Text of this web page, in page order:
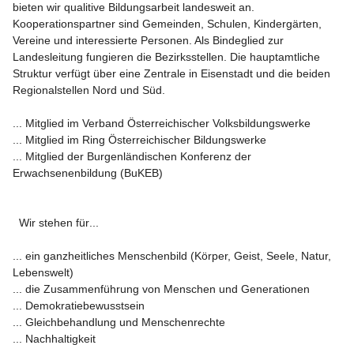
bieten wir qualitive Bildungsarbeit landesweit an.
Kooperationspartner sind Gemeinden, Schulen, Kindergärten,
Vereine und interessierte Personen. Als Bindeglied zur
Landesleitung fungieren die Bezirksstellen. Die hauptamtliche
Struktur verfügt über eine Zentrale in Eisenstadt und die beiden
Regionalstellen Nord und Süd.
... Mitglied im Verband Österreichischer Volksbildungswerke
... Mitglied im Ring Österreichischer Bildungswerke
... Mitglied der Burgenländischen Konferenz der
Erwachsenenbildung (BuKEB)
Wir stehen für
... ein ganzheitliches Menschenbild (Körper, Geist, Seele, Natur,
Lebenswelt)
... die Zusammenführung von Menschen und Generationen
... Demokratiebewusstsein
... Gleichbehandlung und Menschenrechte
... Nachhaltigkeit